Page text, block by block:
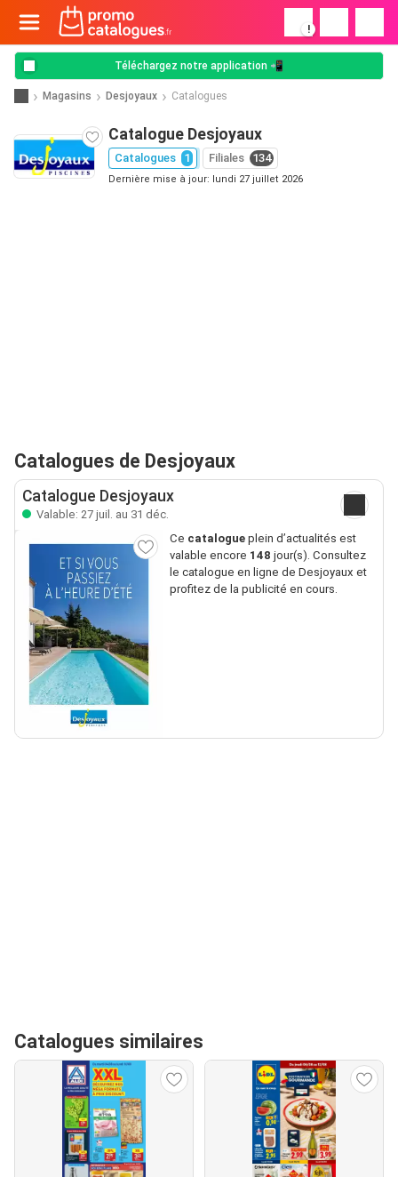
!
Téléchargez notre application 📲
Magasins Desjoyaux Catalogues
Catalogue Desjoyaux
Catalogues 1 Filiales 134
Dernière mise à jour: lundi 27 juillet 2026
Catalogues de Desjoyaux
Catalogue Desjoyaux
Valable: 27 juil. au 31 déc.
Ce catalogueplein d’actualités est
valable encore 148 jour(s). Consultez
le catalogue en ligne de Desjoyaux et
profitez de la publicité en cours.
Catalogues similaires